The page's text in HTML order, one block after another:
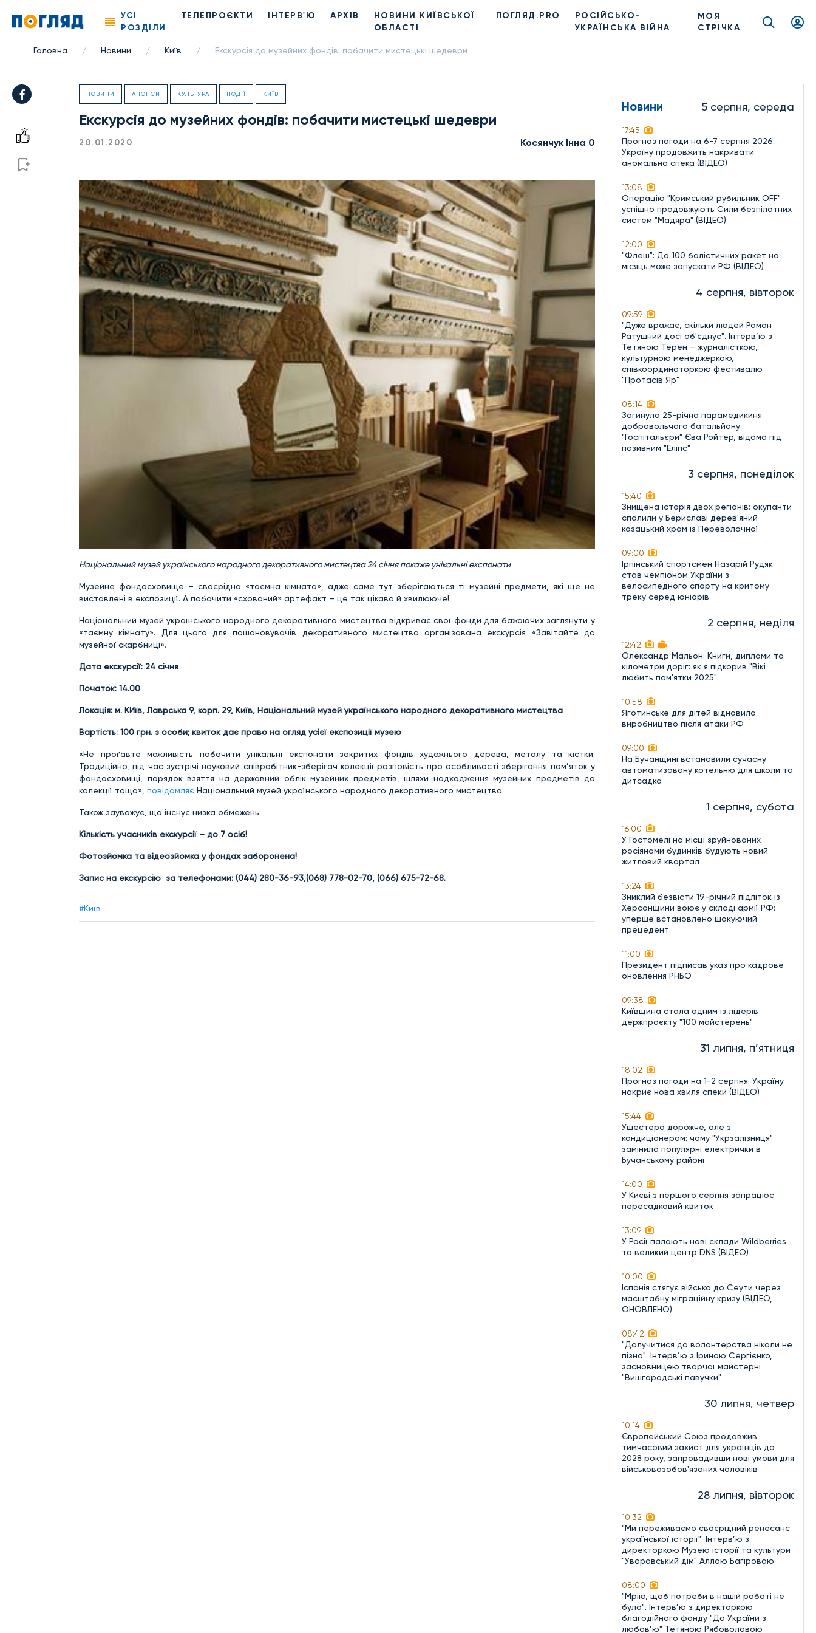
УСІ
РОЗДІЛИ
ТЕЛЕПРОЄКТИ ІНТЕРВ'Ю АРХІВ
НОВИНИ КИЇВСЬКОЇ
ОБЛАСТІ
ПОГЛЯД.PRO
РОСІЙСЬКО-
УКРАЇНСЬКА ВІЙНА
МОЯ
СТРІЧКА
Головна / Новини / Київ / Екскурсія до музейних фондів: побачити мистецькі шедеври
НОВИНИ АНОНСИ КУЛЬТУРА ПОДІЇ КИЇВ
Екскурсія до музейних фондів: побачити мистецькі шедеври
20.01.2020 Косянчук Інна 0
Національний музей українського народного декоративного мистецтва 24 січня покаже унікальні експонати
Музейне фондосховище – своєрідна «таємна кімната», адже саме тут зберігаються ті музейні предмети, які ще не
виставлені в експозиції. А побачити «схований» артефакт – це так цікаво й хвилююче!
Національний музей українського народного декоративного мистецтва відкриває свої фонди для бажаючих заглянути у
«таємну кімнату». Для цього для пошановувачів декоративного мистецтва організована екскурсія «Завітайте до
музейної скарбниці».
Дата екскурсії: 24 січня
Початок: 14.00
Локація: м. КИїв, Лаврська 9, корп. 29, Київ, Національний музей українського народного декоративного мистецтва
Вартість: 100 грн. з особи; квиток дає право на огляд усієї експозиції музею
«Не проґавте можливість побачити унікальні експонати закритих фондів художнього дерева, металу та кістки.
Традиційно, під час зустрічі науковий співробітник-зберігач колекції розповість про особливості зберігання пам’яток у
фондосховищі, порядок взяття на державний облік музейних предметів, шляхи надходження музейних предметів до
колекції тощо», повідомляє Національний музей українського народного декоративного мистецтва.
Також зауважує, що інснує низка обмежень:
Кількість учасників екскурсії – до 7 осіб!
Фотозйомка та відеозйомка у фондах заборонена!
Запис на екскурсію за телефонами: (044) 280-36-93,(068) 778-02-70, (066) 675-72-68.
#Київ
Новини 5 серпня, середа
17:45
Прогноз погоди на 6-7 серпня 2026:
Україну продовжить накривати
аномальна спека (ВІДЕО)
13:08
Операцію "Кримський рубильник OFF"
успішно продовжують Сили безпілотних
систем "Мадяра" (ВІДЕО)
12:00
"Флеш": До 100 балістичних ракет на
місяць може запускати РФ (ВІДЕО)
4 серпня, вівторок
09:59
"Дуже вражає, скільки людей Роман
Ратушний досі об'єднує". Інтерв’ю з
Тетяною Терен – журналісткою,
культурною менеджеркою,
співкоординаторкою фестивалю
"Протасів Яр"
08:14
Загинула 25-річна парамедикиня
добровольчого батальйону
"Госпітальєри" Єва Ройтер, відома під
позивним "Еліпс"
3 серпня, понеділок
15:40
Знищена історія двох регіонів: окупанти
спалили у Бериславі дерев'яний
козацький храм із Переволочної
09:00
Ірпінський спортсмен Назарій Рудяк
став чемпіоном України з
велосипедного спорту на критому
треку серед юніорів
2 серпня, неділя
12:42
Олександр Мальон: Книги, дипломи та
кілометри доріг: як я підкорив "Вікі
любить пам'ятки 2025"
10:58
Яготинське для дітей відновило
виробництво після атаки РФ
09:00
На Бучанщині встановили сучасну
автоматизовану котельню для школи та
дитсадка
1 серпня, субота
16:00
У Гостомелі на місці зруйнованих
росіянами будинків будують новий
житловий квартал
13:24
Зниклий безвісти 19-річний підліток із
Херсонщини воює у складі армії РФ:
уперше встановлено шокуючий
прецедент
11:00
Президент підписав указ про кадрове
оновлення РНБО
09:38
Київщина стала одним із лідерів
держпроєкту "100 майстерень"
31 липня, п’ятниця
18:02
Прогноз погоди на 1-2 серпня: Україну
накриє нова хвиля спеки (ВІДЕО)
15:44
Ушестеро дорожче, але з
кондиціонером: чому "Укрзалізниця"
замінила популярні електрички в
Бучанському районі
14:00
У Києві з першого серпня запрацює
пересадковий квиток
13:09
У Росії палають нові склади Wildberries
та великий центр DNS (ВІДЕО)
10:00
Іспанія стягує війська до Сеути через
масштабну міграційну кризу (ВІДЕО,
ОНОВЛЕНО)
08:42
"Долучитися до волонтерства ніколи не
пізно". Інтерв’ю з Іриною Сергієнко,
засновницею творчої майстерні
"Вишгородські павучки"
30 липня, четвер
10:14
Європейський Союз продовжив
тимчасовий захист для українців до
2028 року, запровадивши нові умови для
військовозобов'язаних чоловіків
28 липня, вівторок
10:32
"Ми переживаємо своєрідний ренесанс
української історії". Інтерв’ю з
директоркою Музею історії та культури
"Уваровський дім" Аллою Багіровою
08:00
"Мрію, щоб потреби в нашій роботі не
було". Інтерв’ю з директоркою
благодійного фонду "До України з
любов’ю" Тетяною Рябоволовою